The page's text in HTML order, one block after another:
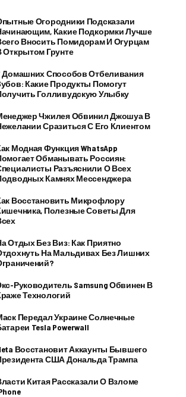
Огородники Подсказали
Какие Подкормки Лучше
Вносить Помидорам И Огурцам
Открытом Грунте
Домашних Способов Отбеливания
Какие Продукты Помогут
Голливудскую Улыбку
Чжилея Обвинил Джошуа В
Сразиться С Его Клиентом
Модная Функция WhatsApp
Обманывать Россиян:
Разъяснили О Всех
Камнях Мессенджера
Восстановить Микрофлору
Полезные Советы Для
Отдых Без Виз: Как Приятно
На Мальдивах Без Лишних
Руководитель Samsung Обвинен В
Технологий
Передал Украине Солнечные
Tesla Powerwall
Восстановит Аккаунты Бывшего
США Дональда Трампа
Китая Рассказали О Взломе